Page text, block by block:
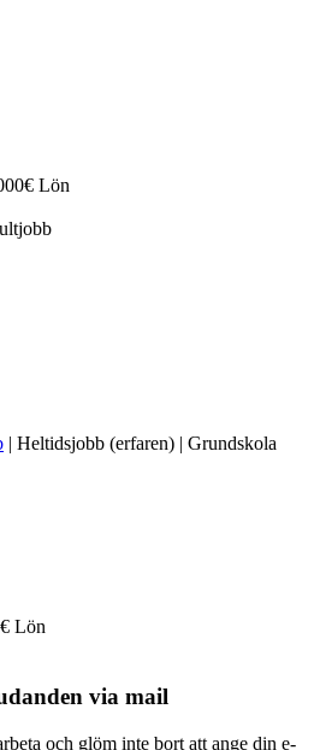
Lön
| Heltidsjobb (erfaren) | Grundskola
Lön
via mail
och glöm inte bort att ange din e-